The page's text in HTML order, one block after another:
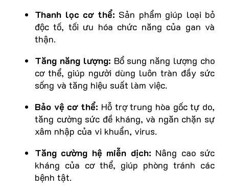
Thanh lọc cơ thể: Sản phẩm giúp loại bỏ
độc tố, tối ưu hóa chức năng của gan và
thận.
Tăng năng lượng: Bổ sung năng lượng cho
cơ thể, giúp người dùng luôn tràn đầy sức
sống và tăng hiệu suất làm việc.
Bảo vệ cơ thể: Hỗ trợ trung hòa gốc tự do,
tăng cường sức đề kháng, và ngăn chặn sự
xâm nhập của vi khuẩn, virus.
Tăng cường hệ miễn dịch: Nâng cao sức
kháng của cơ thể, giúp phòng tránh các
bệnh tật.